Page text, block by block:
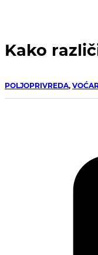
Kako
POLJOPRIVREDA,